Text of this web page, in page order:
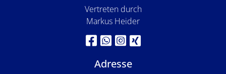
Vertreten durch
Markus Heider
Adresse